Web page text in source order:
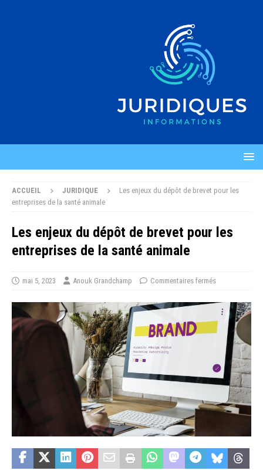
ACCUEIL JURIDIQUE
Les enjeux du dépôt de brevet pour les
entreprises de la santé animale
Les enjeux du dépôt de brevet pour les
entreprises de la santé animale
mai 5, 2023 Anouk Grandchamp Commentaires fermés